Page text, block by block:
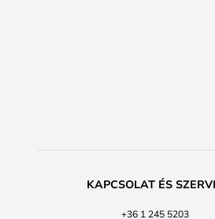
KAPCSOLAT ÉS
+36 1 245 5203